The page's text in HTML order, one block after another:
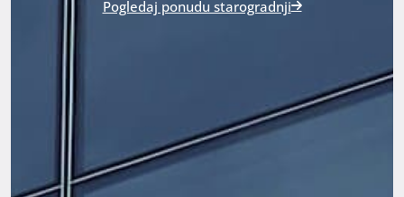
Pogledaj ponudu starogradnji